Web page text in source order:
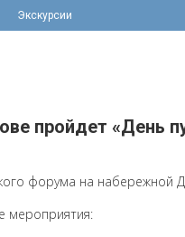
Экскурсии
пройдет «День
форума на
мероприятия: